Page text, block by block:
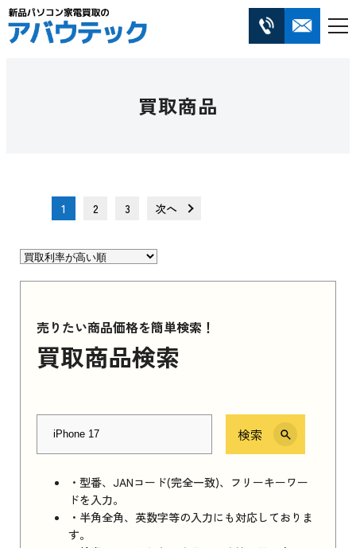
買取商品
1 2 3 次へ
売りたい商品価格を簡単検索！
買取商品検索
検索
・型番、JANコード(完全一致)、フリーキーワー
ドを入力。
・半角全角、英数字等の入力にも対応しておりま
す。